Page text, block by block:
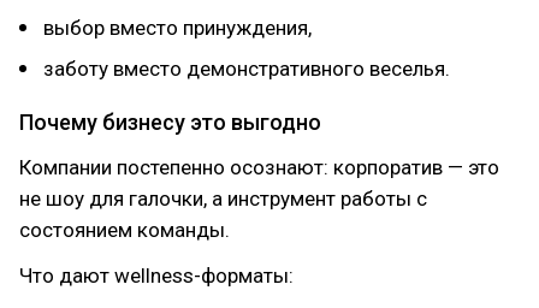
выбор вместо принуждения,
заботу вместо демонстративного веселья.
Почему бизнесу это выгодно
Компании постепенно осознают: корпоратив — это
не шоу для галочки, а инструмент работы с
состоянием команды.
Что дают wellness-форматы: